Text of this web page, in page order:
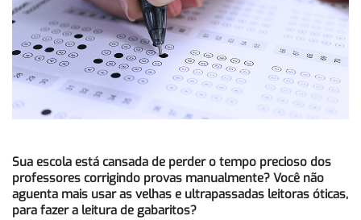
Sua escola está cansada de perder o tempo precioso dos
professores corrigindo provas manualmente? Você não
aguenta mais usar as velhas e ultrapassadas leitoras óticas,
para fazer a leitura de gabaritos?